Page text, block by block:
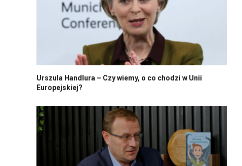
Urszula Handlura – Czy wiemy, o co chodzi w Unii
Europejskiej?